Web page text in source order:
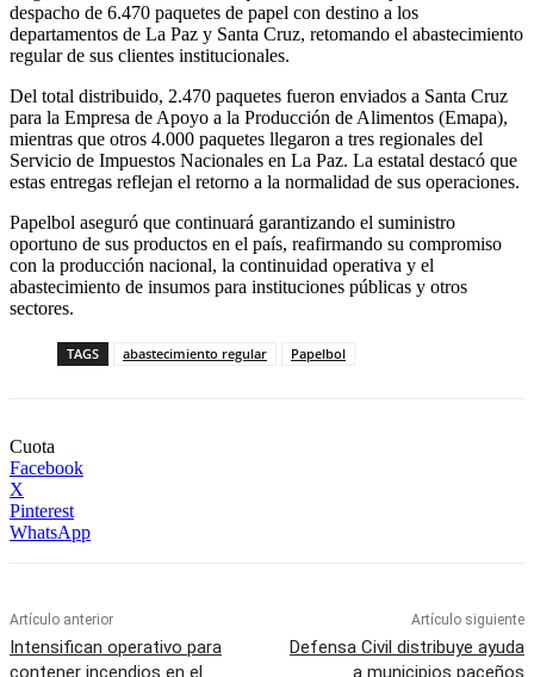
despacho de 6.470 paquetes de papel con destino a los
departamentos de La Paz y Santa Cruz, retomando el abastecimiento
regular de sus clientes institucionales.
Del total distribuido, 2.470 paquetes fueron enviados a Santa Cruz
para la Empresa de Apoyo a la Producción de Alimentos (Emapa),
mientras que otros 4.000 paquetes llegaron a tres regionales del
Servicio de Impuestos Nacionales en La Paz. La estatal destacó que
estas entregas reflejan el retorno a la normalidad de sus operaciones.
Papelbol aseguró que continuará garantizando el suministro
oportuno de sus productos en el país, reafirmando su compromiso
con la producción nacional, la continuidad operativa y el
abastecimiento de insumos para instituciones públicas y otros
sectores.
TAGS abastecimiento regular Papelbol
Cuota
Facebook
X
Pinterest
WhatsApp
Artículo anterior
Intensifican operativo para
contener incendios en el
Artículo siguiente
Defensa Civil distribuye ayuda
a municipios paceños